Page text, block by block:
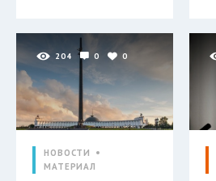
204 0 0
НОВОСТИ
МАТЕРИАЛ